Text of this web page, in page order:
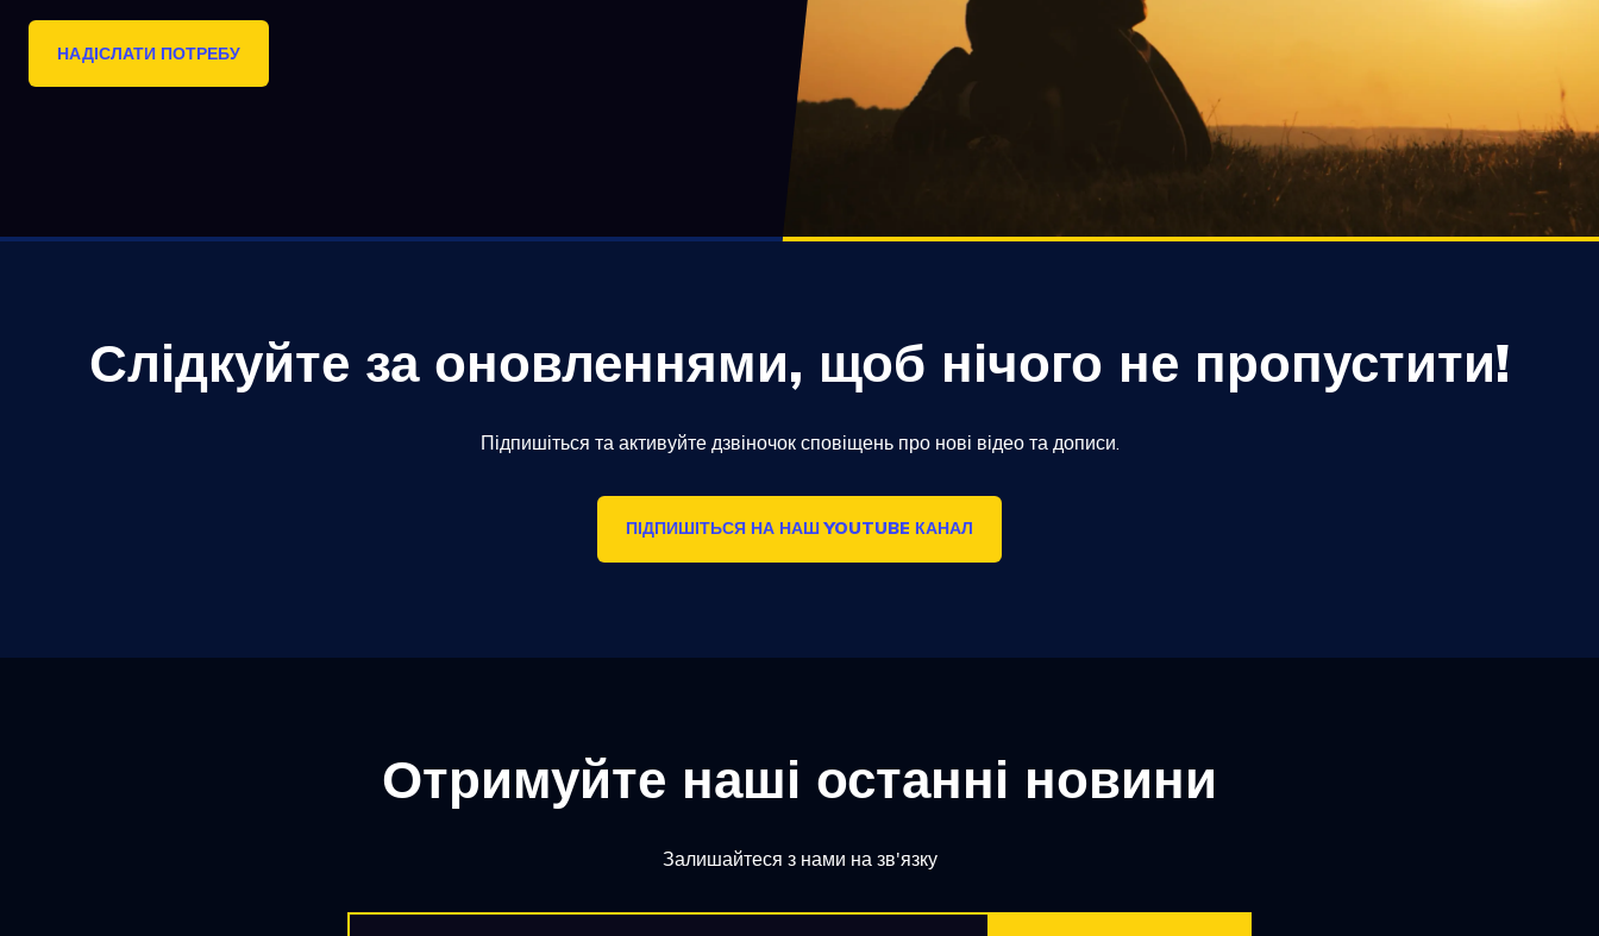
НАДІСЛАТИ ПОТРЕБУ
Слідкуйте за оновленнями, щоб нічого не пропустити!
Підпишіться та активуйте дзвіночок сповіщень про нові відео та дописи.
ПІДПИШІТЬСЯ НА НАШ YOUTUBE КАНАЛ
Отримуйте наші останні новини
Залишайтеся з нами на зв'язку